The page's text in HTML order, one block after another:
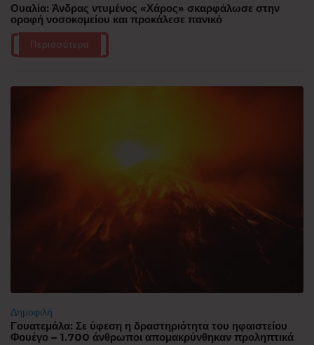
Ουαλία: Άνδρας ντυμένος «Χάρος» σκαρφάλωσε στην
οροφή νοσοκομείου και προκάλεσε πανικό
Περισσότερα
Δημοφιλή
Γουατεμάλα: Σε ύφεση η δραστηριότητα του ηφαιστείου
Φουέγο – 1.700 άνθρωποι απομακρύνθηκαν προληπτικά